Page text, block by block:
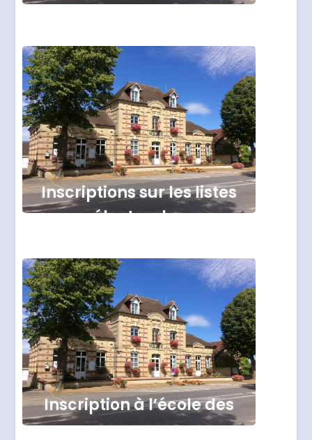
Inscriptions sur les listes
électorales
Inscription à l’école des
sources